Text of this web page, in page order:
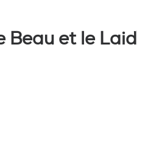
Beau et le Laid